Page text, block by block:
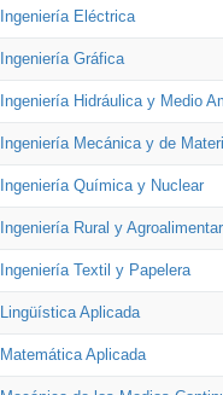
Ingeniería Eléctrica
Ingeniería Gráfica
Ingeniería Hidráulica y Medio
Ingeniería Mecánica y de
Ingeniería Química y Nuclear
Ingeniería Rural y
Ingeniería Textil y Papelera
Lingüística Aplicada
Matemática Aplicada